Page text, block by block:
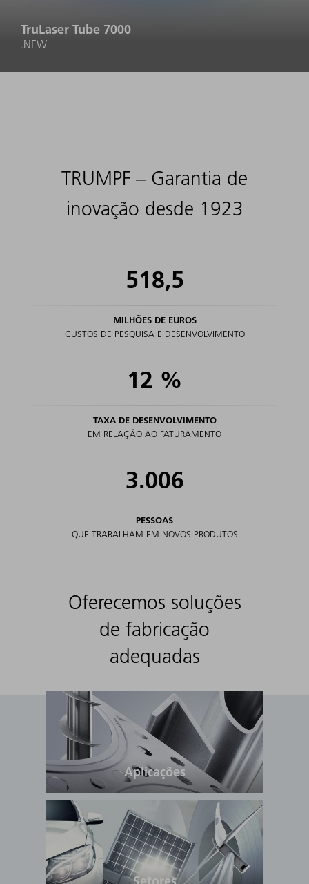
TruLaser Tube 7000
.NEW
TRUMPF – Garantia de
inovação desde 1923
518,5
MILHÕES DE EUROS
CUSTOS DE PESQUISA E DESENVOLVIMENTO
12 %
TAXA DE DESENVOLVIMENTO
EM RELAÇÃO AO FATURAMENTO
3.006
PESSOAS
QUE TRABALHAM EM NOVOS PRODUTOS
Oferecemos soluções
de fabricação
adequadas
Aplicações
Setores